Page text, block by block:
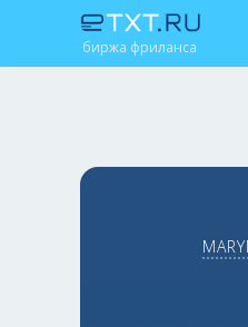
биржа фриланса